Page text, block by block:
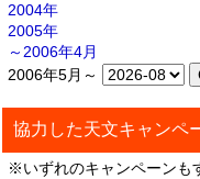
2004年
2005年
～2006年4月
2006年5月～
協力した天文キャンペ
※いずれのキャンペーンも